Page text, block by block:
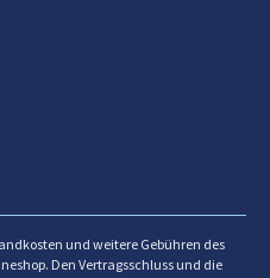
und weitere Gebühren des
Den Vertragsschluss und die